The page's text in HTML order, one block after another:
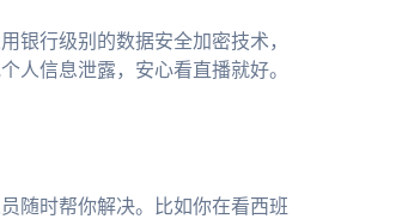
银行级别的数据安全加密技术，
人信息泄露，安心看直播就好。
随时帮你解决。比如你在看西班